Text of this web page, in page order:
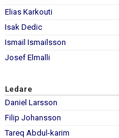
Elias Karkouti
Isak Dedic
Ismail Ismailsson
Josef Elmalli
Ledare
Daniel Larsson
Filip Johansson
Tareq Abdul-karim